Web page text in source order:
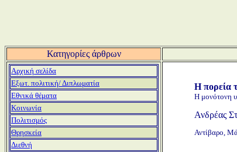
Κατηγορίες άρθρων
Αρχική σελίδα
Εξωτ. πολιτική/ Διπλωματία
Εθνικά θέματα
Κοινωνία
Πολιτισμός
Θρησκεία
Διεθνή
Η πορεία
Η μονότονη
Ανδρέας
Αντίβαρο,